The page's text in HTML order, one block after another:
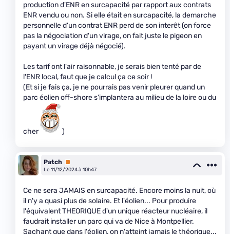
production d'ENR en surcapacité par rapport aux contrats
ENR vendu ou non. Si elle était en surcapacité, la demarche
personnelle d'un contrat ENR perd de son interêt (on force
pas la négociation d'un virage, on fait juste le pigeon en
payant un virage déjà négocié).
Les tarif ont l'air raisonnable, je serais bien tenté par de
l'ENR local, faut que je calcul ça ce soir !
(Et si je fais ça, je ne pourrais pas venir pleurer quand un
parc éolien off-shore s'implantera au milieu de la loire ou du
cher )
Patch Premium
Le 11/12/2024 à 10h47
Ce ne sera JAMAIS en surcapacité. Encore moins la nuit, où
il n'y a quasi plus de solaire. Et l'éolien... Pour produire
l'équivalent THEORIQUE d'un unique réacteur nucléaire, il
faudrait installer un parc qui va de Nice à Montpellier.
Sachant que dans l'éolien, on n'atteint jamais le théorique...